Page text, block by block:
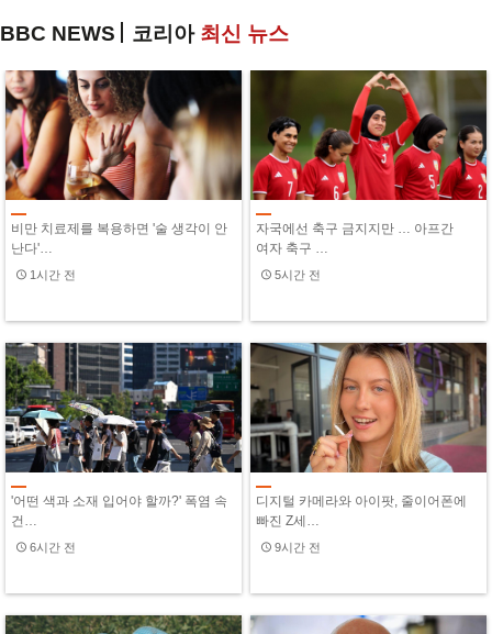
BBC NEWS 코리아 최신 뉴스
비만 치료제를 복용하면 '술 생각이 안
난다'…
1시간 전
자국에선 축구 금지지만 … 아프간
여자 축구 …
5시간 전
'어떤 색과 소재 입어야 할까?' 폭염 속
건…
6시간 전
디지털 카메라와 아이팟, 줄이어폰에
빠진 Z세…
9시간 전